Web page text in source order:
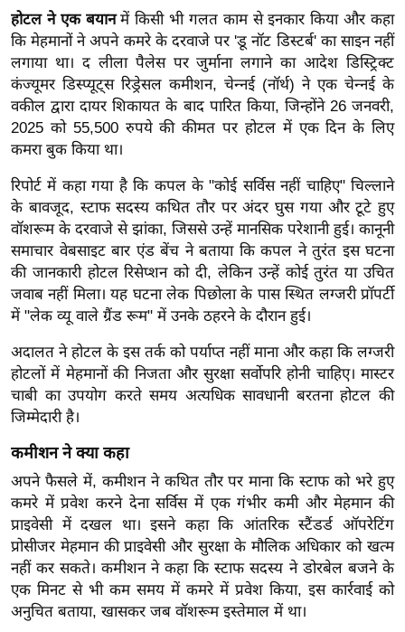
य
त
यं
ग
इं
डि
या
सा
हि
त्य
ज
ग
त
टो
व
र्ल्ड
न्यू
ज
ब्री
फ
म
नो
रं
ज
न
होटल ने एक बयानमें किसी भी गलत काम से इनकार किया और कहा
कि मेहमानों ने अपने कमरे के दरवाजे पर 'डू नॉट डिस्टर्ब' का साइन नहीं
लगाया था। द लीला पैलेस पर जुर्माना लगाने का आदेश डिस्ट्रिक्ट
कंज्यूमर डिस्प्यूट्स रिड्रेसल कमीशन, चेन्नई (नॉर्थ) ने एक चेन्नई के
वकील द्वारा दायर शिकायत के बाद पारित किया, जिन्होंने 26 जनवरी,
2025 को 55,500 रुपये की कीमत पर होटल में एक दिन के लिए
कमरा बुक किया था।
रिपोर्ट में कहा गया है कि कपल के "कोई सर्विस नहीं चाहिए" चिल्लाने
के बावजूद, स्टाफ सदस्य कथित तौर पर अंदर घुस गया और टूटे हुए
वॉशरूम के दरवाजे से झांका, जिससे उन्हें मानसिक परेशानी हुई। कानूनी
समाचार वेबसाइट बार एंड बेंच ने बताया कि कपल ने तुरंत इस घटना
की जानकारी होटल रिसेप्शन को दी, लेकिन उन्हें कोई तुरंत या उचित
जवाब नहीं मिला। यह घटना लेक पिछोला के पास स्थित लग्जरी प्रॉपर्टी
में "लेक व्यू वाले ग्रैंड रूम" में उनके ठहरने के दौरान हुई।
अदालत ने होटल के इस तर्क को पर्याप्त नहीं माना और कहा कि लग्जरी
होटलों में मेहमानों की निजता और सुरक्षा सर्वोपरि होनी चाहिए। मास्टर
चाबी का उपयोग करते समय अत्यधिक सावधानी बरतना होटल की
जिम्मेदारी है।
कमीशन ने क्या कहा
अपने फैसले में, कमीशन ने कथित तौर पर माना कि स्टाफ को भरे हुए
कमरे में प्रवेश करने देना सर्विस में एक गंभीर कमी और मेहमान की
प्राइवेसी में दखल था। इसने कहा कि आंतरिक स्टैंडर्ड ऑपरेटिंग
प्रोसीजर मेहमान की प्राइवेसी और सुरक्षा के मौलिक अधिकार को खत्म
नहीं कर सकते। कमीशन ने कहा कि स्टाफ सदस्य ने डोरबेल बजने के
एक मिनट से भी कम समय में कमरे में प्रवेश किया, इस कार्रवाई को
अनुचित बताया, खासकर जब वॉशरूम इस्तेमाल में था।